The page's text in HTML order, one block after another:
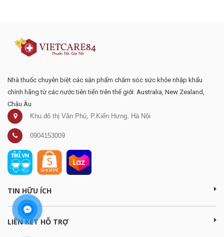
Nhà thuốc chuyên biệt các sản phẩm chăm sóc sức khỏe nhập khẩu
chính hãng từ các nước tiên tiến trên thế giới: Australia, New Zealand,
Châu Âu
Khu đô thị Văn Phú, P.Kiến Hưng, Hà Nội
0904153009
TIN HỮU ÍCH
LIÊN KẾT HỖ TRỢ